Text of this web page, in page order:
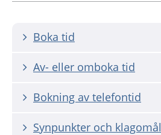
Boka tid
Av- eller omboka tid
Bokning av telefontid
Synpunkter och klagomål